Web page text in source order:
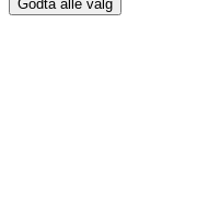
Godta alle valg